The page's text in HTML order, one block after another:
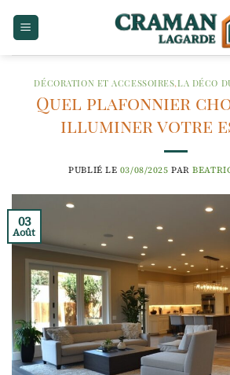
DÉCORATION ET ACCESSOIRES,LA DÉCO
Quel plafonnier
illuminer votre
PUBLIÉ LE 03/08/2025 PAR
03
Août